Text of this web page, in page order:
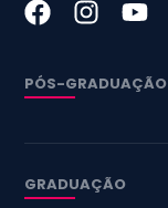
PÓS-GRADUAÇÃO
GRADUAÇÃO